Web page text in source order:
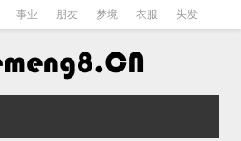
事业 朋友 梦境 衣服 头发